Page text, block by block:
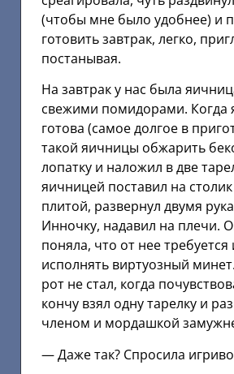
(чтобы мне было удобнее) и
готовить завтрак, легко,
постанывая.
На завтрак у нас была
свежими помидорами. Когда
готова (самое долгое в
такой яичницы обжарить
лопатку и наложил в две
яичницей поставил на
плитой, развернул двумя
Инночку, надавил на плечи.
поняла, что от нее требуется
исполнять виртуозный
рот не стал, когда
кончу взял одну тарелку и
членом и мордашкой
— Даже так? Спросила